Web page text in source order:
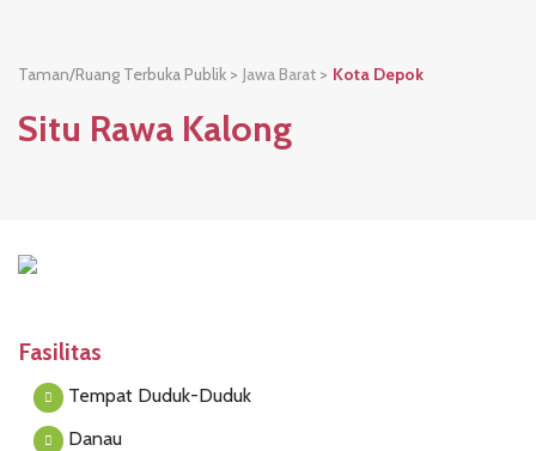
Taman/Ruang Terbuka Publik > Jawa Barat > Kota Depok
Situ Rawa Kalong
Fasilitas
Tempat Duduk-Duduk
Danau